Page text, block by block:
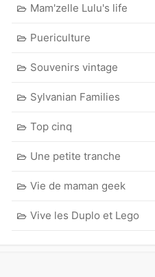
Mam'zelle Lulu's life
Puericulture
Souvenirs vintage
Sylvanian Families
Top cinq
Une petite tranche
Vie de maman geek
Vive les Duplo et Lego